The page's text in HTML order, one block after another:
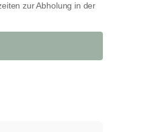
zur Abholung in der